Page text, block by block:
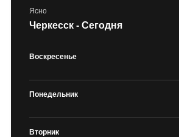
Ясно
Черкесск - Сегодня
Воскресенье
Понедельник
Вторник